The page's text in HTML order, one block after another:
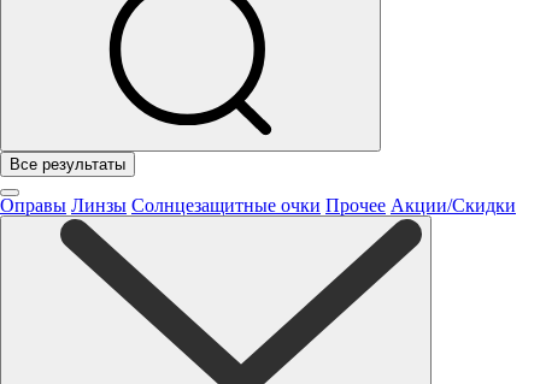
Все результаты
Оправы Линзы Солнцезащитные очки Прочее Акции/Скидки